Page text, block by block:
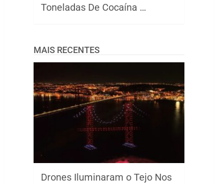
Toneladas De Cocaína …
MAIS RECENTES
Drones Iluminaram o Tejo Nos